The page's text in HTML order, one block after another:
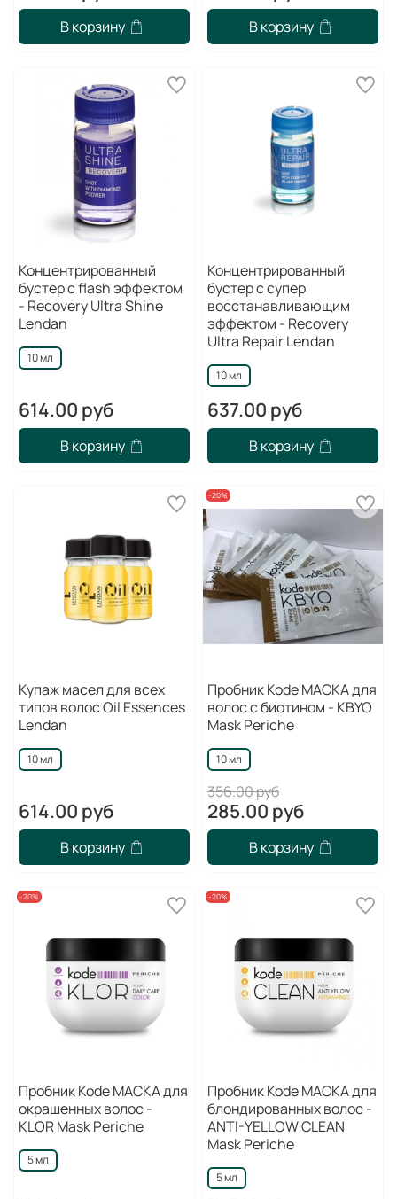
В корзину В корзину
Концентрированный
бустер c flash эффектом
- Recovery Ultra Shine
Lendan
10 мл
614.00 руб
В корзину
Концентрированный
бустер c супер
восстанавливающим
эффектом - Recovery
Ultra Repair Lendan
10 мл
637.00 руб
В корзину
Купаж масел для всех
типов волос Oil Essences
Lendan
10 мл
614.00 руб
В корзину
-20%
Пробник Kode МАСКА для
волос с биотином - KBYO
Mask Periche
10 мл
356.00 руб
285.00 руб
В корзину
-20%
Пробник Kode МАСКА для
окрашенных волос -
KLOR Mask Periche
5 мл
-20%
Пробник Kode МАСКА для
блондированных волос -
ANTI-YELLOW CLEAN
Mask Periche
5 мл